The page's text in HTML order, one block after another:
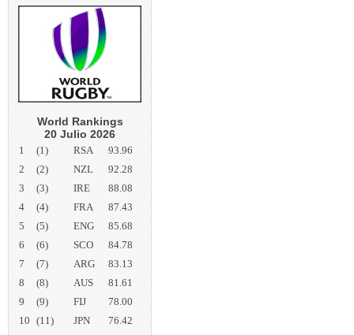
World Rankings
20 Julio 2026
1 (1) RSA
93.96
2
(2) NZL
92.28
3
(3) IRE
88.08
4
(4) FRA
87.43
5
(5) ENG
85.68
6
(6) SCO
84.78
7
(7) ARG
83.13
8
(8) AUS
81.61
9
(9) FIJ
78.00
10 (11) JPN 76.42